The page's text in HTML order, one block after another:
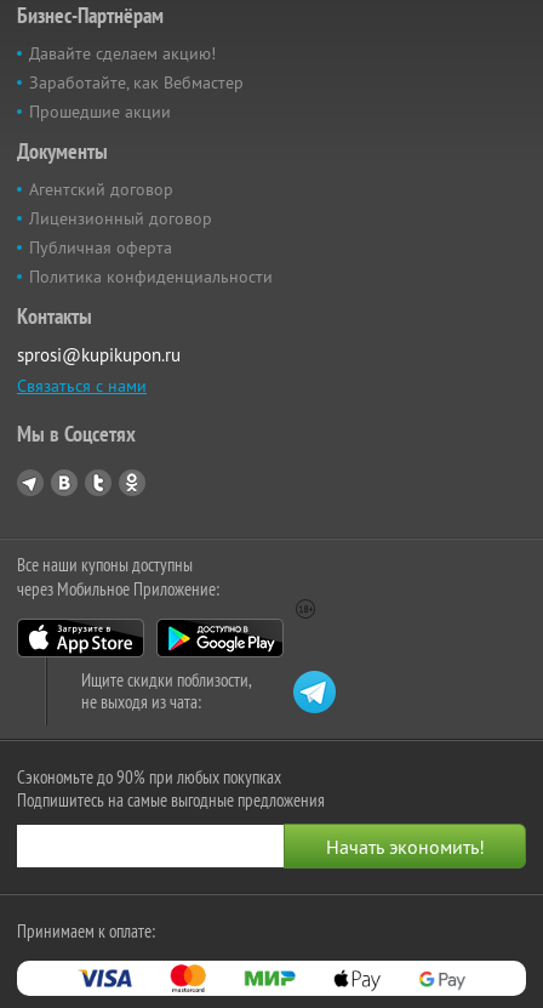
Бизнес-Партнёрам
Давайте сделаем акцию!
Заработайте, как Вебмастер
Прошедшие акции
Документы
Агентский договор
Лицензионный договор
Публичная оферта
Политика конфиденциальности
Контакты
sprosi@kupikupon.ru
Связаться с нами
Мы в Соцсетях
Все наши купоны доступны
через Мобильное Приложение:
Ищите скидки поблизости,
не выходя из чата:
Сэкономьте до 90% при любых покупках
Подпишитесь на самые выгодные предложения
Принимаем к оплате: